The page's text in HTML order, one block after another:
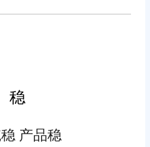
识产权归原作者或原出处所有。任何
页或链接内容可能存在不实内容或涉
，我们将尽快处理。
稳
产品稳